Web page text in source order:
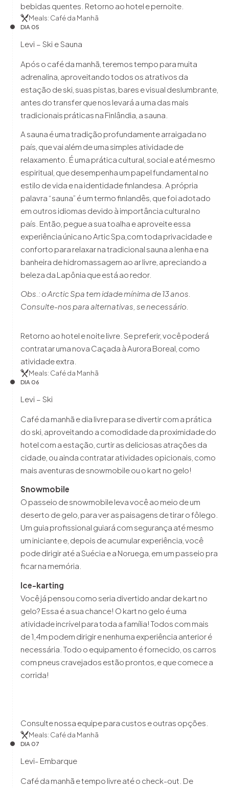
bebidas quentes. Retorno ao hotel e pernoite.
Meals: Café da Manhã
DIA 05
Levi – Ski e Sauna
Após o café da manhã, teremos tempo para muita
adrenalina, aproveitando todos os atrativos da
estação de ski, suas pistas, bares e visual deslumbrante,
antes do transfer que nos levará a uma das mais
tradicionais práticas na Finlândia, a sauna.
A sauna é uma tradição profundamente arraigada no
país, que vai além de uma simples atividade de
relaxamento. É uma prática cultural, social e até mesmo
espiritual, que desempenha um papel fundamental no
estilo de vida e na identidade finlandesa. A própria
palavra “sauna” é um termo finlandês, que foi adotado
em outros idiomas devido à importância cultural no
país. Então, pegue a sua toalha e aproveite essa
experiência única no Artic Spa,com toda privacidade e
conforto para relaxar na tradicional sauna a lenha e na
banheira de hidromassagem ao ar livre, apreciando a
beleza da Lapônia que está ao redor.
Obs.: o Arctic Spa tem idade mínima de 13 anos.
Consulte-nos para alternativas, se necessário.
Retorno ao hotel e noite livre. Se preferir, você poderá
contratar uma nova Caçada à Aurora Boreal, como
atividade extra.
Meals: Café da Manhã
DIA 06
Levi – Ski
Café da manhã e dia livre para se divertir com a prática
do ski, aproveitando a comodidade da proximidade do
hotel com a estação, curtir as deliciosas atrações da
cidade, ou ainda contratar atividades opicionais, como
mais aventuras de snowmobile ou o kart no gelo!
Snowmobile
O passeio de snowmobile leva você ao meio de um
deserto de gelo, para ver as paisagens de tirar o fôlego.
Um guia profissional guiará com segurança até mesmo
um iniciante e, depois de acumular experiência, você
pode dirigir até a Suécia e a Noruega, em um passeio pra
ficar na memória.
Ice-karting
Você já pensou como seria divertido andar de kart no
gelo? Essa é a sua chance! O kart no gelo é uma
atividade incrível para toda a família! Todos com mais
de 1,4m podem dirigir e nenhuma experiência anterior é
necessária. Todo o equipamento é fornecido, os carros
com pneus cravejados estão prontos, e que comece a
corrida!
Consulte nossa equipe para custos e outras opções.
Meals: Café da Manhã
DIA 07
Levi- Embarque
Café da manhã e tempo livre até o check-out. De